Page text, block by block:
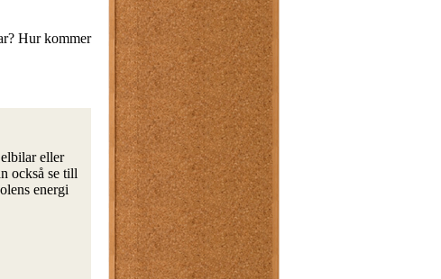
Hur kommer
eller
också se till
energi